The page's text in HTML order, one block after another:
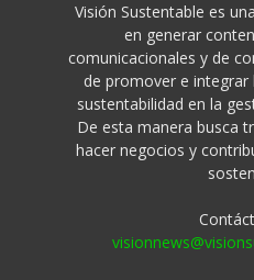
Visión Sustentable es
en generar
comunicacionales y de
de promover e integrar
sustentabilidad en la
De esta manera busca
hacer negocios y